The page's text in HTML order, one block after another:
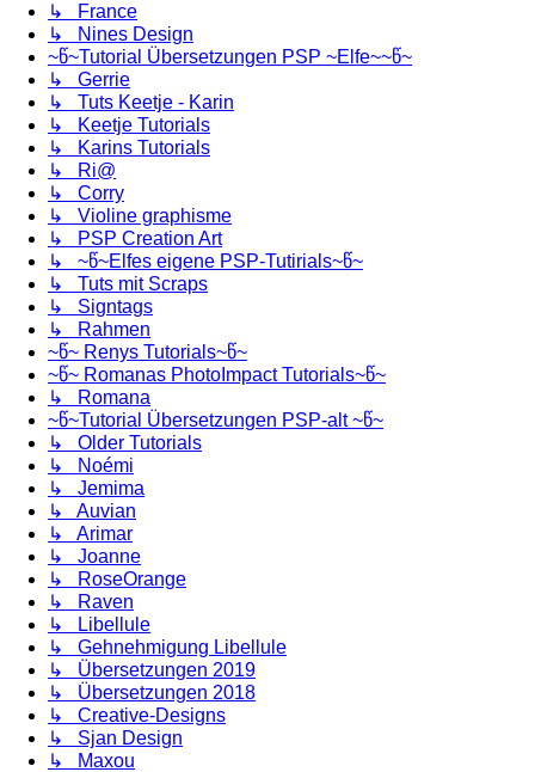
↳ France
↳ Nines Design
~წ~Tutorial Übersetzungen PSP ~Elfe~~წ~
↳ Gerrie
↳ Tuts Keetje - Karin
↳ Keetje Tutorials
↳ Karins Tutorials
↳ Ri@
↳ Corry
↳ Violine graphisme
↳ PSP Creation Art
↳ ~წ~Elfes eigene PSP-Tutirials~წ~
↳ Tuts mit Scraps
↳ Signtags
↳ Rahmen
~წ~ Renys Tutorials~წ~
~წ~ Romanas PhotoImpact Tutorials~წ~
↳ Romana
~წ~Tutorial Übersetzungen PSP-alt ~წ~
↳ Older Tutorials
↳ Noémi
↳ Jemima
↳ Auvian
↳ Arimar
↳ Joanne
↳ RoseOrange
↳ Raven
↳ Libellule
↳ Gehnehmigung Libellule
↳ Übersetzungen 2019
↳ Übersetzungen 2018
↳ Creative-Designs
↳ Sjan Design
↳ Maxou